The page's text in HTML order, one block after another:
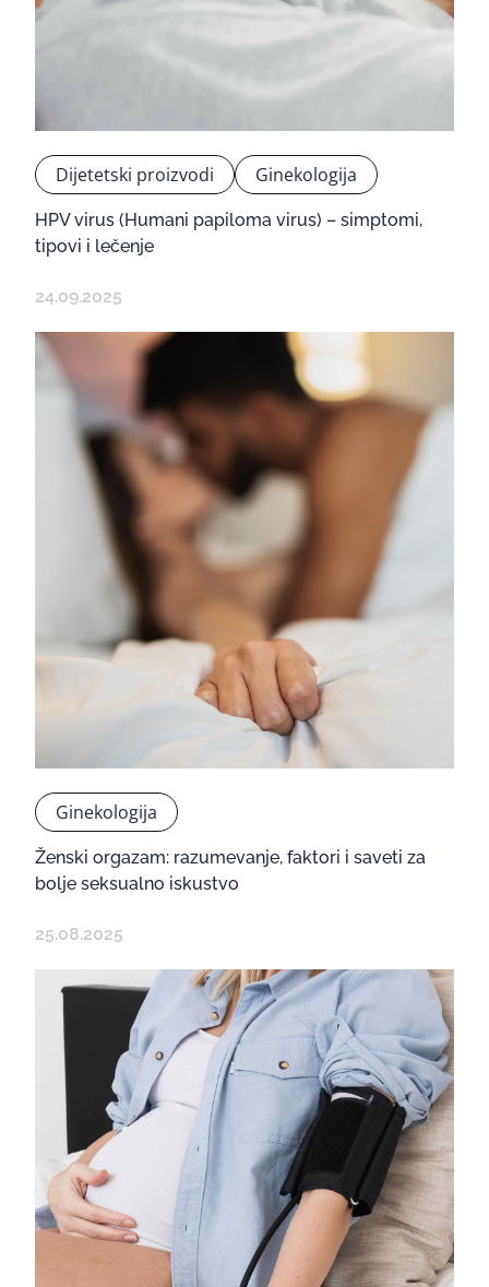
Dijetetski proizvodi Ginekologija
HPV virus (Humani papiloma virus) – simptomi,
tipovi i lečenje
24.09.2025
Ginekologija
Ženski orgazam: razumevanje, faktori i saveti za
bolje seksualno iskustvo
25.08.2025